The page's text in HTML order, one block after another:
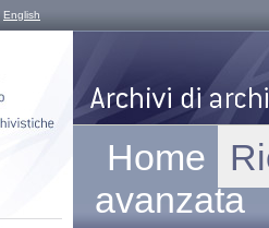
English
Home
avanzata